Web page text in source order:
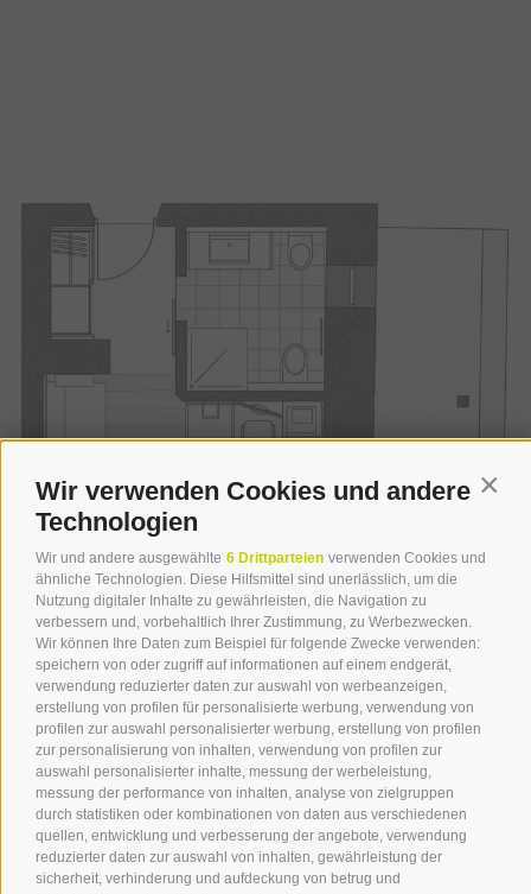
Wir verwenden Cookies und andere
Technologien
Wir und andere ausgewählte 6 Drittparteien verwenden Cookies und
ähnliche Technologien. Diese Hilfsmittel sind unerlässlich, um die
Nutzung digitaler Inhalte zu gewährleisten, die Navigation zu
verbessern und, vorbehaltlich Ihrer Zustimmung, zu Werbezwecken.
Wir können Ihre Daten zum Beispiel für folgende Zwecke verwenden:
speichern von oder zugriff auf informationen auf einem endgerät,
verwendung reduzierter daten zur auswahl von werbeanzeigen,
erstellung von profilen für personalisierte werbung, verwendung von
profilen zur auswahl personalisierter werbung, erstellung von profilen
zur personalisierung von inhalten, verwendung von profilen zur
auswahl personalisierter inhalte, messung der werbeleistung,
messung der performance von inhalten, analyse von zielgruppen
durch statistiken oder kombinationen von daten aus verschiedenen
quellen, entwicklung und verbesserung der angebote, verwendung
reduzierter daten zur auswahl von inhalten, gewährleistung der
sicherheit, verhinderung und aufdeckung von betrug und